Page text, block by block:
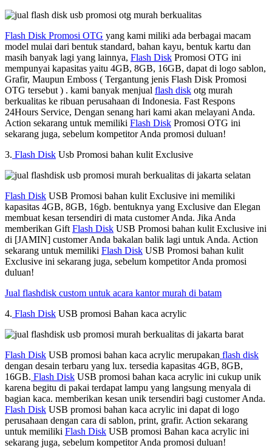
Flash Disk Promosi OTG yang kami miliki ada berbagai macam
model mulai dari bentuk standard, bahan kayu, bentuk kartu dan
masih banyak lagi yang lainnya, Flash Disk Promosi OTG ini
mempunyai kapasitas yaitu 4GB, 8GB, 16GB, dapat di logo sablon,
Grafir, Maupun Emboss ( Tergantung jenis Flash Disk Promosi
OTG tersebut ) . kami banyak menjual flash disk otg murah
berkualitas ke ribuan perusahaan di Indonesia. Fast Respons
24Hours Service, Dengan senang hari kami akan melayani Anda.
Action sekarang untuk memiliki Flash Disk Promosi OTG ini
sekarang juga, sebelum kompetitor Anda promosi duluan!
3. Flash Disk Usb Promosi bahan kulit Exclusive
Flash Disk USB Promosi bahan kulit Exclusive ini memiliki
kapasitas 4GB, 8GB, 16gb. bentuknya yang Exclusive dan Elegan
membuat kesan tersendiri di mata customer Anda. Jika Anda
memberikan Gift Flash Disk USB Promosi bahan kulit Exclusive ini
di [JAMIN] customer Anda bakalan balik lagi untuk Anda. Action
sekarang untuk memiliki Flash Disk USB Promosi bahan kulit
Exclusive ini sekarang juga, sebelum kompetitor Anda promosi
duluan!
Jual flashdisk custom untuk acara kantor murah di batam
4. Flash Disk USB promosi Bahan kaca acrylic
Flash Disk USB promosi bahan kaca acrylic merupakan flash disk
dengan desain terbaru yang lux. tersedia kapasitas 4GB, 8GB,
16GB. Flash Disk USB promosi bahan kaca acrylic ini cukup unik
karena begitu di pakai terdapat lampu yang langsung menyala di
bagian kaca. memberikan kesan unik tersendiri bagi customer Anda.
Flash Disk USB promosi bahan kaca acrylic ini dapat di logo
perusahaan dengan cara di sablon, print, grafir. Action sekarang
untuk memiliki Flash Disk USB promosi Bahan kaca acrylic ini
sekarang juga, sebelum kompetitor Anda promosi duluan!